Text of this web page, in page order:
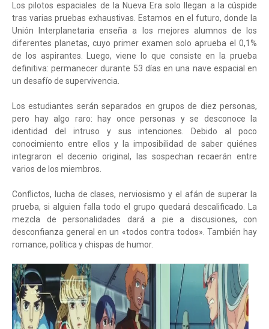
Los pilotos espaciales de la Nueva Era solo llegan a la cúspide
tras varias pruebas exhaustivas. Estamos en el futuro, donde la
Unión Interplanetaria enseña a los mejores alumnos de los
diferentes planetas, cuyo primer examen solo aprueba el 0,1%
de los aspirantes. Luego, viene lo que consiste en la prueba
definitiva: permanecer durante 53 días en una nave espacial en
un desafío de supervivencia.
Los estudiantes serán separados en grupos de diez personas,
pero hay algo raro: hay once personas y se desconoce la
identidad del intruso y sus intenciones. Debido al poco
conocimiento entre ellos y la imposibilidad de saber quiénes
integraron el decenio original, las sospechan recaerán entre
varios de los miembros.
Conflictos, lucha de clases, nerviosismo y el afán de superar la
prueba, si alguien falla todo el grupo quedará descalificado. La
mezcla de personalidades dará a pie a discusiones, con
desconfianza general en un «todos contra todos». También hay
romance, política y chispas de humor.